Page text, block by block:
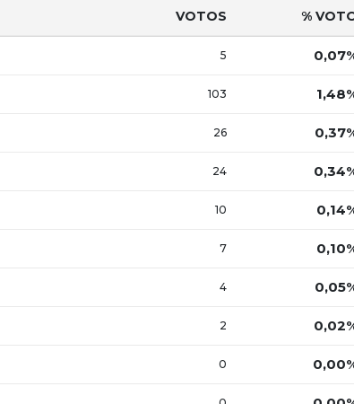
VOTOS %
5
103
26
24
10
7
4
2
0